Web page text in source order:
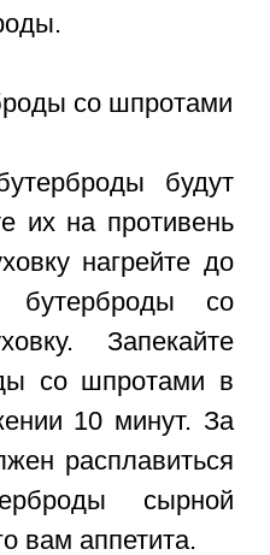
будут
их на противень
нагрейте до
бутерброды со
Запекайте
со шпротами в
10 минут. За
расплавиться
сырной
вам аппетита.